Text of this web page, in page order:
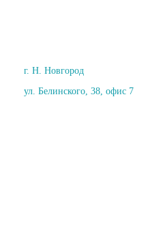
г. Н. Новгород
ул. Белинского, 38, офис 7